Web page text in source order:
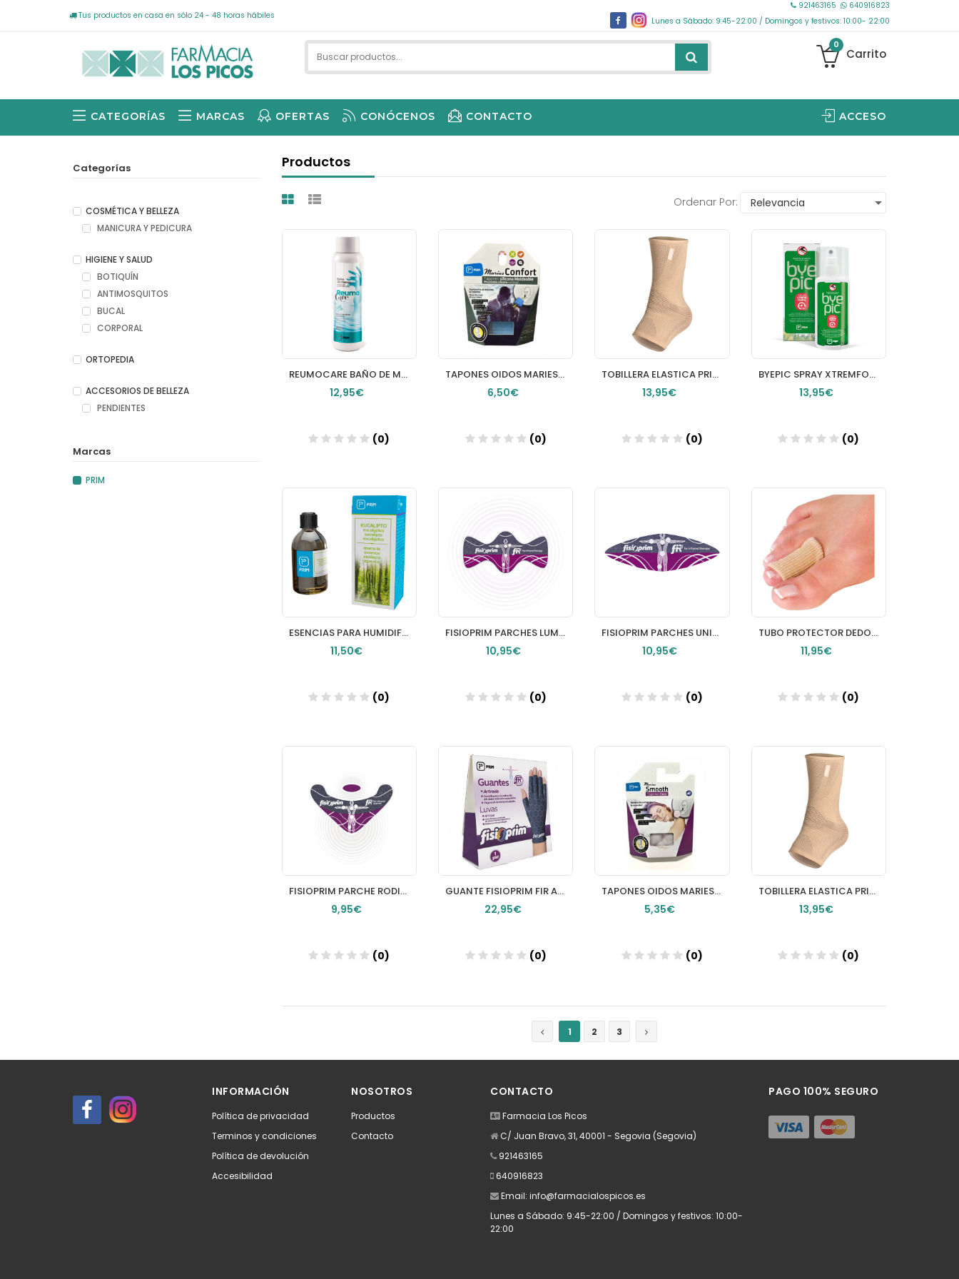
Tus productos en casa en sólo 24 - 48 horas hábiles
921463165
640916823
Lunes a Sábado: 9:45-22:00 / Domingos y festivos: 10:00- 22:00
0
Carrito
CATEGORÍAS MARCAS OFERTAS CONÓCENOS CONTACTO ACCESO
Productos
Ordenar Por:
REUMOCARE BAÑO DE MANOS 1 TUBO 250 ML
12,95€
(0)
Añadir
TAPONES OIDOS MARIES SILICONA 6 U
6,50€
(0)
TOBILLERA ELASTICA PRIM AQTIVO SKIN 1 UNIDAD TALLA M
13,95€
(0)
BYEPIC SPRAY XTREMFORTE REPELENTE DE INSECTOS 1 SPRAY 100 ML
13,95€
(0)
Añadir
ESENCIAS PARA HUMIDIFICADOR PRIM EUCALIPTO 1 ENVASE 15 ML
11,50€
(0)
FISIOPRIM PARCHES LUMBARES 3 PARCHES
10,95€
(0)
Añadir
FISIOPRIM PARCHES UNIVERSALES 3 PARCHES
10,95€
(0)
TUBO PROTECTOR DEDOS RECUBRIMIENTO INTERIOR GEL COMFORGEL TEJIDO CANALE 15 CM DIAMETRO 2 UNIDAD
11,95€
(0)
Añadir
FISIOPRIM PARCHE RODILLA 4 PARCHES
9,95€
(0)
GUANTE FISIOPRIM FIR ATROSIS 1 PAR TALLA S
22,95€
(0)
TAPONES OIDOS MARIES CERA 6 U
5,35€
(0)
TOBILLERA ELASTICA PRIM AQTIVO SKIN 1 UNIDAD TALLA S
13,95€
(0)
1
2 3
Categorías
COSMÉTICA Y BELLEZA
MANICURA Y PEDICURA
HIGIENE Y SALUD
BOTIQUÍN
ANTIMOSQUITOS
BUCAL
CORPORAL
ORTOPEDIA
ACCESORIOS DE BELLEZA
PENDIENTES
Marcas
PRIM
INFORMACIÓN
Política de privacidad
Terminos y condiciones
Política de devolución
Accesibilidad
NOSOTROS
Productos
Contacto
CONTACTO
Farmacia Los Picos
C/ Juan Bravo, 31, 40001 - Segovia (Segovia)
921463165
640916823
Email: info@farmacialospicos.es
Lunes a Sábado: 9:45-22:00 / Domingos y festivos: 10:00-
22:00
PAGO 100% SEGURO